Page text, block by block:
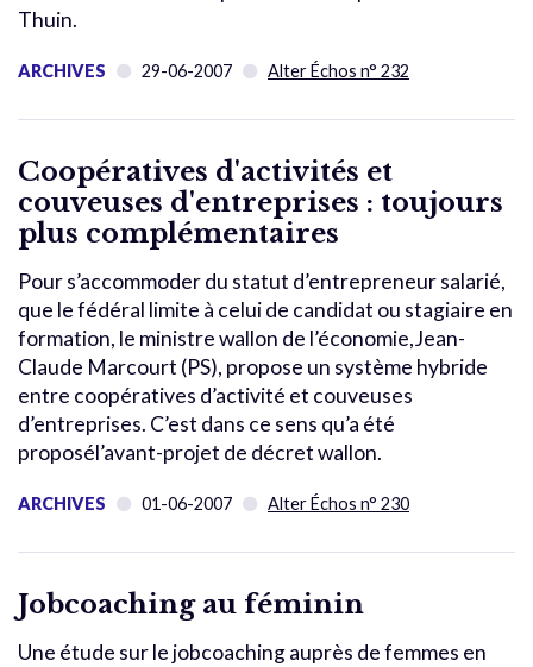
Thuin.
ARCHIVES 29-06-2007 Alter Échos n° 232
Coopératives d'activités et
couveuses d'entreprises : toujours
plus complémentaires
Pour s’accommoder du statut d’entrepreneur salarié,
que le fédéral limite à celui de candidat ou stagiaire en
formation, le ministre wallon de l’économie,Jean-
Claude Marcourt (PS), propose un système hybride
entre coopératives d’activité et couveuses
d’entreprises. C’est dans ce sens qu’a été
proposél’avant-projet de décret wallon.
ARCHIVES 01-06-2007 Alter Échos n° 230
Jobcoaching au féminin
Une étude sur le jobcoaching auprès de femmes en